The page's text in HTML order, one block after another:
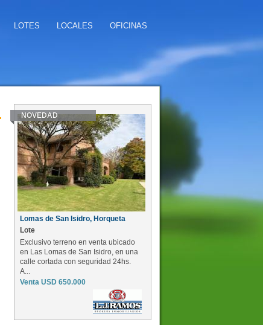
LOTES LOCALES OFICINAS
NOVEDAD
Lomas de San Isidro, Horqueta
Lote
Exclusivo terreno en venta ubicado
en Las Lomas de San Isidro, en una
calle cortada con seguridad 24hs.
A...
Venta USD 650.000